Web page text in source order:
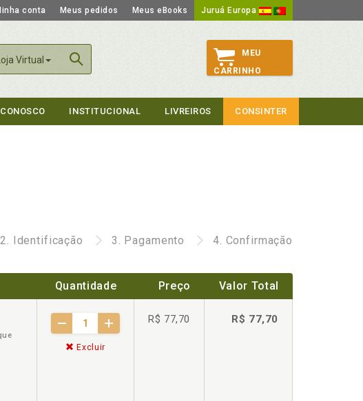
conta Meus pedidos Meus eBooks Juruá Europa
Loja Virtual
MEU
CARRINHO
INSTITUCIONAL LIVREIROS CONSINTER
2. Identificação 3. Pagamento 4. Confirmação
Quantidade Preço Valor Total
Excluir
R$ 77,70 R$ 77,70